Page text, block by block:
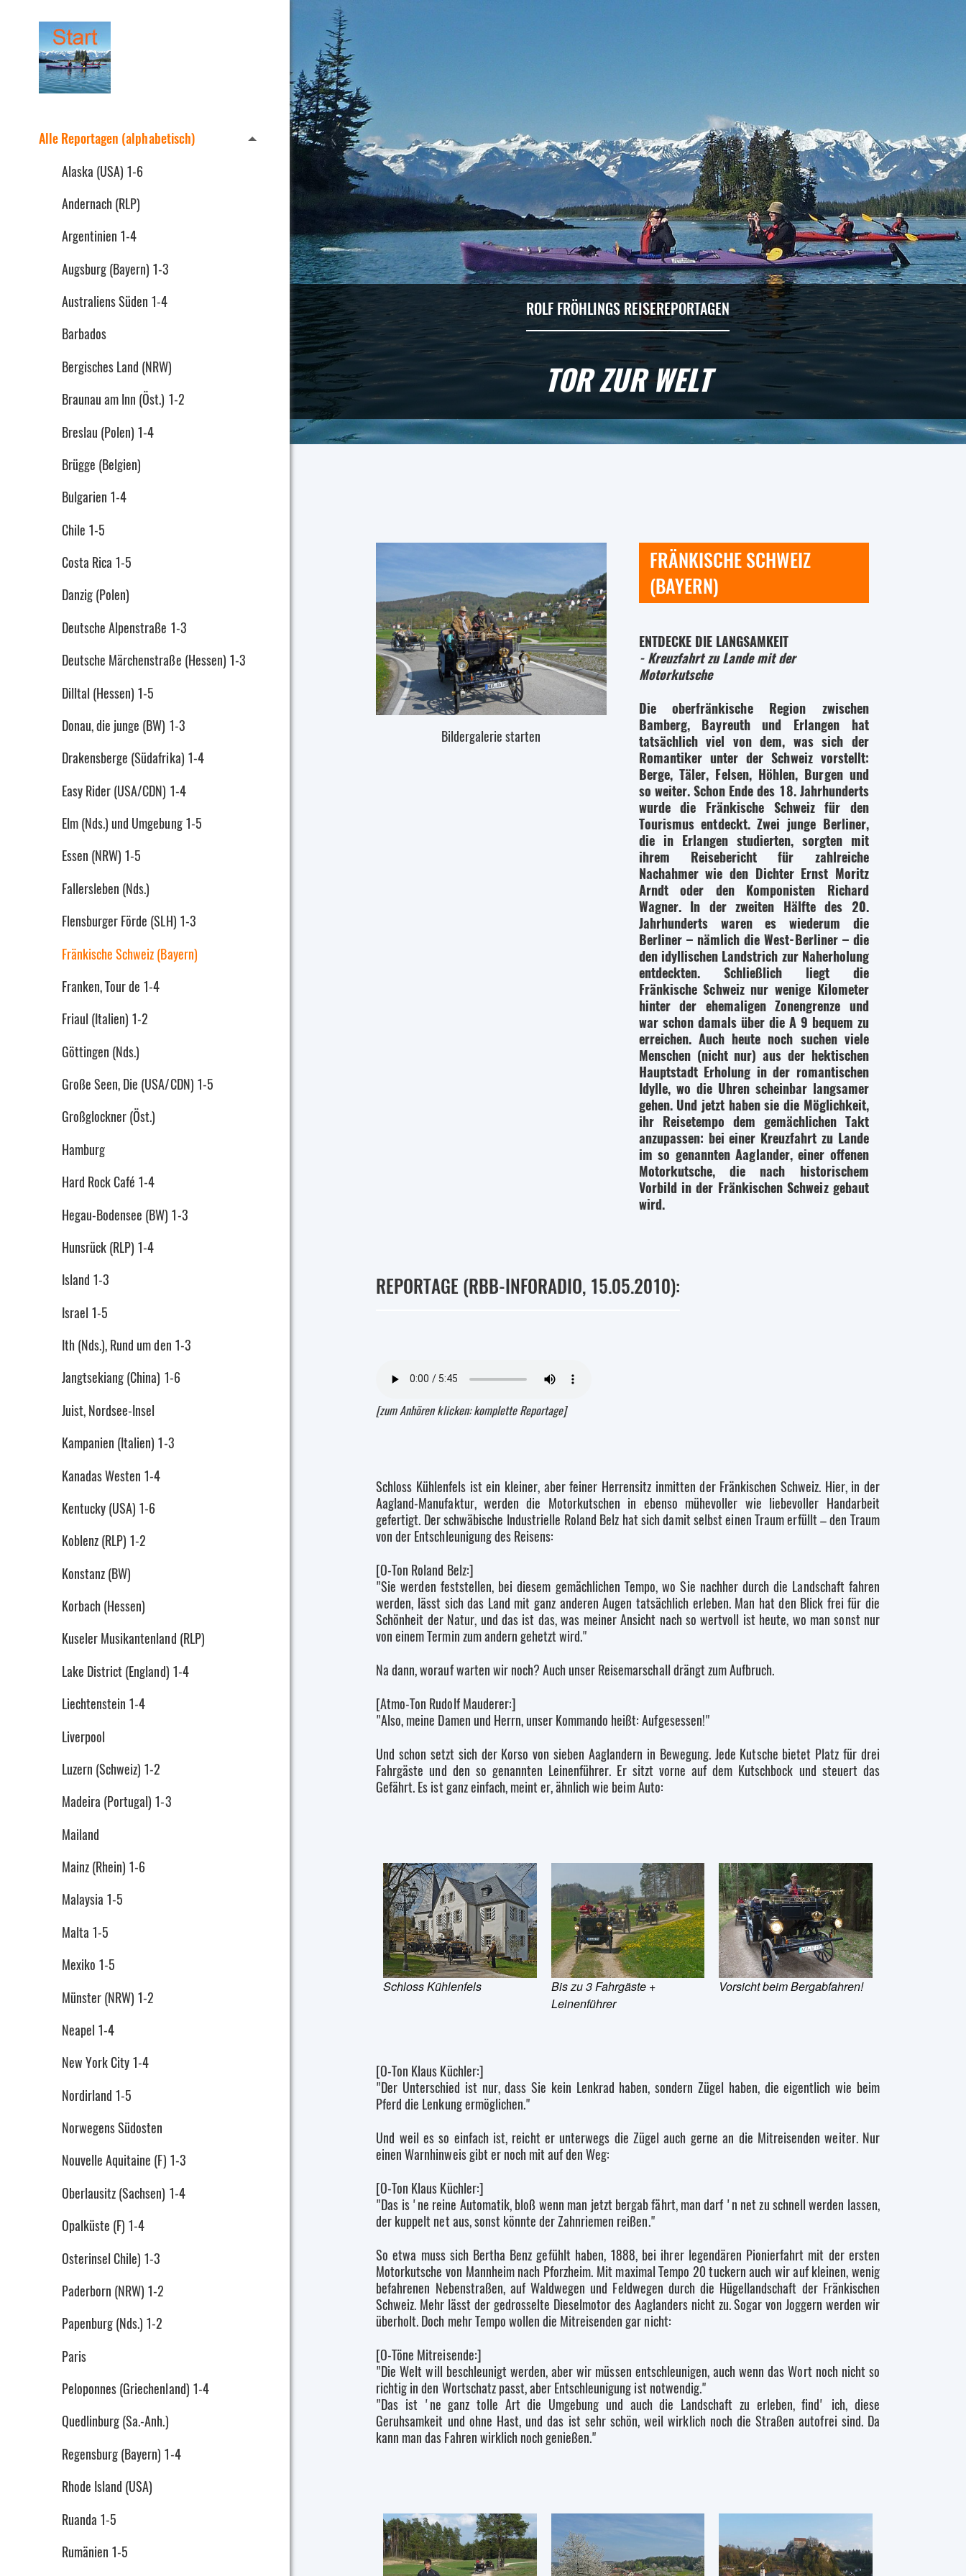
Alle Reportagen (alphabetisch)
Alaska (USA) 1-6
Andernach (RLP)
Argentinien 1-4
Augsburg (Bayern) 1-3
Australiens Süden 1-4
Barbados
Bergisches Land (NRW)
Braunau am Inn (Öst.) 1-2
Breslau (Polen) 1-4
Brügge (Belgien)
Bulgarien 1-4
Chile 1-5
Costa Rica 1-5
Danzig (Polen)
Deutsche Alpenstraße 1-3
Deutsche Märchenstraße (Hessen) 1-3
Dilltal (Hessen) 1-5
Donau, die junge (BW) 1-3
Drakensberge (Südafrika) 1-4
Easy Rider (USA/CDN) 1-4
Elm (Nds.) und Umgebung 1-5
Essen (NRW) 1-5
Fallersleben (Nds.)
Flensburger Förde (SLH) 1-3
Fränkische Schweiz (Bayern)
Franken, Tour de 1-4
Friaul (Italien) 1-2
Göttingen (Nds.)
Große Seen, Die (USA/CDN) 1-5
Großglockner (Öst.)
Hamburg
Hard Rock Café 1-4
Hegau-Bodensee (BW) 1-3
Hunsrück (RLP) 1-4
Island 1-3
Israel 1-5
Ith (Nds.), Rund um den 1-3
Jangtsekiang (China) 1-6
Juist, Nordsee-Insel
Kampanien (Italien) 1-3
Kanadas Westen 1-4
Kentucky (USA) 1-6
Koblenz (RLP) 1-2
Konstanz (BW)
Korbach (Hessen)
Kuseler Musikantenland (RLP)
Lake District (England) 1-4
Liechtenstein 1-4
Liverpool
Luzern (Schweiz) 1-2
Madeira (Portugal) 1-3
Mailand
Mainz (Rhein) 1-6
Malaysia 1-5
Malta 1-5
Mexiko 1-5
Münster (NRW) 1-2
Neapel 1-4
New York City 1-4
Nordirland 1-5
Norwegens Südosten
Nouvelle Aquitaine (F) 1-3
Oberlausitz (Sachsen) 1-4
Opalküste (F) 1-4
Osterinsel Chile) 1-3
Paderborn (NRW) 1-2
Papenburg (Nds.) 1-2
Paris
Peloponnes (Griechenland) 1-4
Quedlinburg (Sa.-Anh.)
Regensburg (Bayern) 1-4
Rhode Island (USA)
Ruanda 1-5
Rumänien 1-5
ROLF FRÖHLINGS REISEREPORTAGEN
TOR ZUR WELT
FRÄNKISCHE SCHWEIZ
(BAYERN)
ENTDECKE DIE LANGSAMKEIT
- Kreuzfahrt zu Lande mit der
Motorkutsche
Die oberfränkische Region zwischen
Bamberg, Bayreuth und Erlangen hat
tatsächlich viel von dem, was sich der
Romantiker unter der Schweiz vorstellt:
Berge, Täler, Felsen, Höhlen, Burgen und
so weiter. Schon Ende des 18. Jahrhunderts
wurde die Fränkische Schweiz für den
Tourismus entdeckt. Zwei junge Berliner,
die in Erlangen studierten, sorgten mit
ihrem Reisebericht für zahlreiche
Nachahmer wie den Dichter Ernst Moritz
Arndt oder den Komponisten Richard
Wagner. In der zweiten Hälfte des 20.
Jahrhunderts waren es wiederum die
Berliner – nämlich die West-Berliner – die
den idyllischen Landstrich zur Naherholung
entdeckten. Schließlich liegt die
Fränkische Schweiz nur wenige Kilometer
hinter der ehemaligen Zonengrenze und
war schon damals über die A 9 bequem zu
erreichen. Auch heute noch suchen viele
Menschen (nicht nur) aus der hektischen
Hauptstadt Erholung in der romantischen
Idylle, wo die Uhren scheinbar langsamer
gehen. Und jetzt haben sie die Möglichkeit,
ihr Reisetempo dem gemächlichen Takt
anzupassen: bei einer Kreuzfahrt zu Lande
im so genannten Aaglander, einer offenen
Motorkutsche, die nach historischem
Vorbild in der Fränkischen Schweiz gebaut
wird.
Bildergalerie starten
REPORTAGE (RBB-INFORADIO, 15.05.2010):
[zum Anhören klicken: komplette Reportage]
Schloss Kühlenfels ist ein kleiner, aber feiner Herrensitz inmitten der Fränkischen Schweiz. Hier, in der
Aagland-Manufaktur, werden die Motorkutschen in ebenso mühevoller wie liebevoller Handarbeit
gefertigt. Der schwäbische Industrielle Roland Belz hat sich damit selbst einen Traum erfüllt – den Traum
von der Entschleunigung des Reisens:
[O-Ton Roland Belz:]
"Sie werden feststellen, bei diesem gemächlichen Tempo, wo Sie nachher durch die Landschaft fahren
werden, lässt sich das Land mit ganz anderen Augen tatsächlich erleben. Man hat den Blick frei für die
Schönheit der Natur, und das ist das, was meiner Ansicht nach so wertvoll ist heute, wo man sonst nur
von einem Termin zum andern gehetzt wird."
Na dann, worauf warten wir noch? Auch unser Reisemarschall drängt zum Aufbruch.
[Atmo-Ton Rudolf Mauderer:]
"Also, meine Damen und Herrn, unser Kommando heißt: Aufgesessen!"
Und schon setzt sich der Korso von sieben Aaglandern in Bewegung. Jede Kutsche bietet Platz für drei
Fahrgäste und den so genannten Leinenführer. Er sitzt vorne auf dem Kutschbock und steuert das
Gefährt. Es ist ganz einfach, meint er, ähnlich wie beim Auto:
Schloss Kühlenfels
Bis zu 3 Fahrgäste +
Leinenführer
Vorsicht beim Bergabfahren!
[O-Ton Klaus Küchler:]
"Der Unterschied ist nur, dass Sie kein Lenkrad haben, sondern Zügel haben, die eigentlich wie beim
Pferd die Lenkung ermöglichen."
Und weil es so einfach ist, reicht er unterwegs die Zügel auch gerne an die Mitreisenden weiter. Nur
einen Warnhinweis gibt er noch mit auf den Weg:
[O-Ton Klaus Küchler:]
"Das is 'ne reine Automatik, bloß wenn man jetzt bergab fährt, man darf 'n net zu schnell werden lassen,
der kuppelt net aus, sonst könnte der Zahnriemen reißen."
So etwa muss sich Bertha Benz gefühlt haben, 1888, bei ihrer legendären Pionierfahrt mit der ersten
Motorkutsche von Mannheim nach Pforzheim. Mit maximal Tempo 20 tuckern auch wir auf kleinen, wenig
befahrenen Nebenstraßen, auf Waldwegen und Feldwegen durch die Hügellandschaft der Fränkischen
Schweiz. Mehr lässt der gedrosselte Dieselmotor des Aaglanders nicht zu. Sogar von Joggern werden wir
überholt. Doch mehr Tempo wollen die Mitreisenden gar nicht:
[O-Töne Mitreisende:]
"Die Welt will beschleunigt werden, aber wir müssen entschleunigen, auch wenn das Wort noch nicht so
richtig in den Wortschatz passt, aber Entschleunigung ist notwendig."
"Das ist 'ne ganz tolle Art die Umgebung und auch die Landschaft zu erleben, find' ich, diese
Geruhsamkeit und ohne Hast, und das ist sehr schön, weil wirklich noch die Straßen autofrei sind. Da
kann man das Fahren wirklich noch genießen."